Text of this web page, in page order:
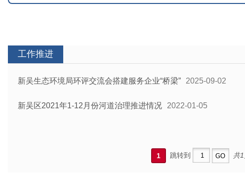
工作推进
新吴生态环境局环评交流会搭建服务企业“桥梁” 2025-09-02
新吴区2021年1-12月份河道治理推进情况 2022-01-05
1 跳转到 共